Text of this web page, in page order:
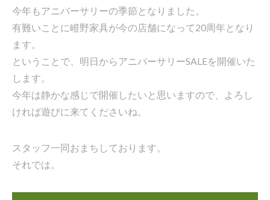
今年もアニバーサリーの季節となりました。
有難いことに嶝野家具が今の店舗になって20周年となり
ます。
ということで、明日からアニバーサリーSALEを開催いた
します。
今年は静かな感じで開催したいと思いますので、よろし
ければ遊びに来てくださいね。
スタッフ一同おまちしております。
それでは。